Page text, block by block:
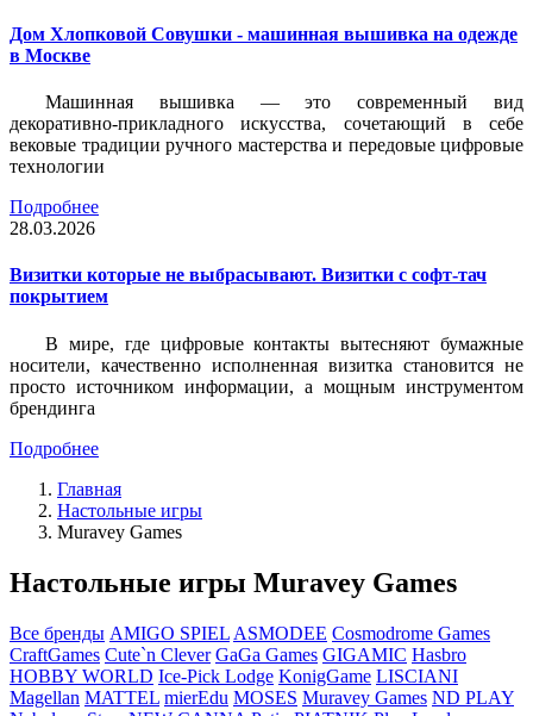
Дом Хлопковой Совушки - машинная вышивка на одежде
в Москве
Машинная вышивка — это современный вид
декоративно-прикладного искусства, сочетающий в себе
вековые традиции ручного мастерства и передовые цифровые
технологии
Подробнее
28.03.2026
Визитки которые не выбрасывают. Визитки с софт-тач
покрытием
В мире, где цифровые контакты вытесняют бумажные
носители, качественно исполненная визитка становится не
просто источником информации, а мощным инструментом
брендинга
Подробнее
Главная
Настольные игры
Muravey Games
Настольные игры Muravey Games
Все бренды AMIGO SPIEL ASMODEE Cosmodrome Games
CraftGames Cute`n Clever GaGa Games GIGAMIC Hasbro
HOBBY WORLD Ice-Pick Lodge KonigGame LISCIANI
Magellan MATTEL mierEdu MOSES Muravey Games ND PLAY